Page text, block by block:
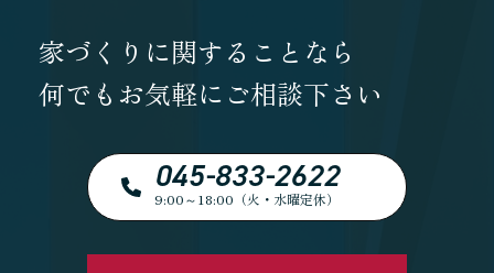
家づくりに関することなら
何でもお気軽にご相談下さい
045-833-2622
9:00～18:00（火・水曜定休）